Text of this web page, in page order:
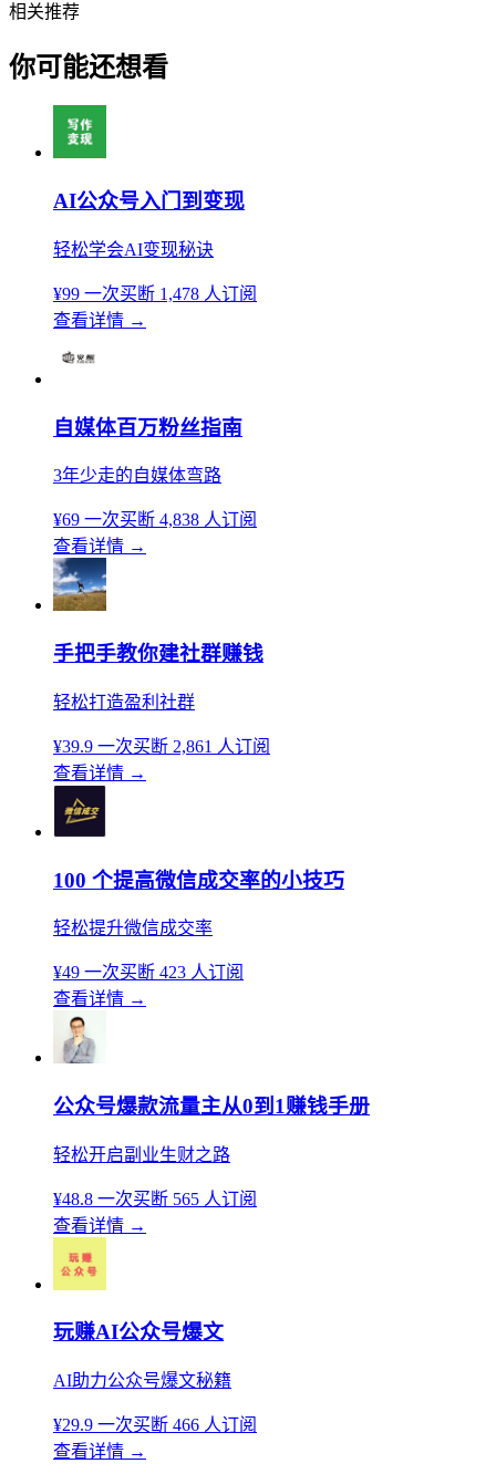
相关推荐
你可能还想看
AI公众号入门到变现
轻松学会AI变现秘诀
¥99 一次买断 1,478 人订阅
查看详情 →
自媒体百万粉丝指南
3年少走的自媒体弯路
¥69 一次买断 4,838 人订阅
查看详情 →
手把手教你建社群赚钱
轻松打造盈利社群
¥39.9 一次买断 2,861 人订阅
查看详情 →
100 个提高微信成交率的小技巧
轻松提升微信成交率
¥49 一次买断 423 人订阅
查看详情 →
公众号爆款流量主从0到1赚钱手册
轻松开启副业生财之路
¥48.8 一次买断 565 人订阅
查看详情 →
玩赚AI公众号爆文
AI助力公众号爆文秘籍
¥29.9 一次买断 466 人订阅
查看详情 →